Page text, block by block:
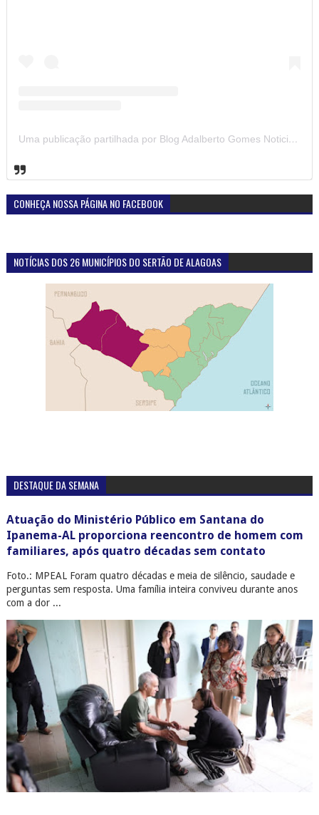
Uma publicação partilhada por Blog Adalberto Gomes Noticias (@blogadalbertogomesnoticiass)
CONHEÇA NOSSA PÁGINA NO FACEBOOK
NOTÍCIAS DOS 26 MUNICÍPIOS DO SERTÃO DE ALAGOAS
DESTAQUE DA SEMANA
Atuação do Ministério Público em Santana do
Ipanema-AL proporciona reencontro de homem com
familiares, após quatro décadas sem contato
Foto.: MPEAL Foram quatro décadas e meia de silêncio, saudade e
perguntas sem resposta. Uma família inteira conviveu durante anos
com a dor ...